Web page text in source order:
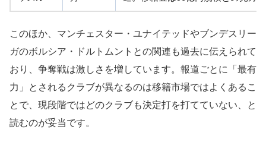
このほか、マンチェスター・ユナイテッドやブンデスリー
ガのボルシア・ドルトムントとの関連も過去に伝えられて
おり、争奪戦は激しさを増しています。報道ごとに「最有
力」とされるクラブが異なるのは移籍市場ではよくあるこ
とで、現段階ではどのクラブも決定打を打てていない、と
読むのが妥当です。